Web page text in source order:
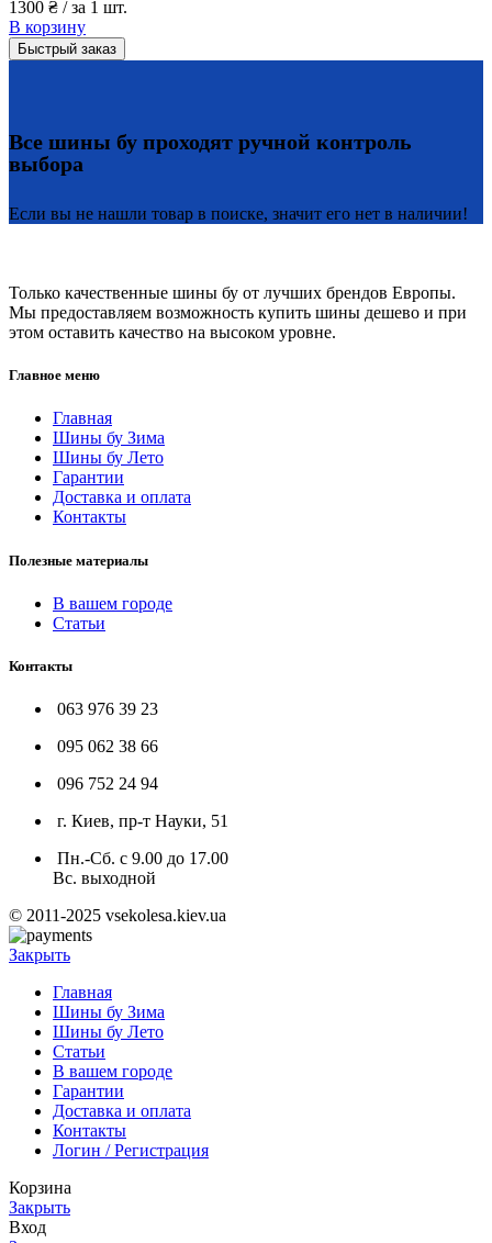
1300 ₴ / за 1 шт.
В корзину
Быстрый заказ
Все шины бу проходят ручной контроль
выбора
Если вы не нашли товар в поиске, значит его нет в наличии!
Только качественные шины бу от лучших брендов Европы.
Мы предоставляем возможность купить шины дешево и при
этом оставить качество на высоком уровне.
Главное меню
Главная
Шины бу Зима
Шины бу Лето
Гарантии
Доставка и оплата
Контакты
Полезные материалы
В вашем городе
Статьи
Контакты
063 976 39 23
095 062 38 66
096 752 24 94
г. Киев, пр-т Науки, 51
Пн.-Сб. с 9.00 до 17.00
Вс. выходной
© 2011-2025 vsekolesa.kiev.ua
Закрыть
Главная
Шины бу Зима
Шины бу Лето
Статьи
В вашем городе
Гарантии
Доставка и оплата
Контакты
Логин / Регистрация
Корзина
Закрыть
Вход